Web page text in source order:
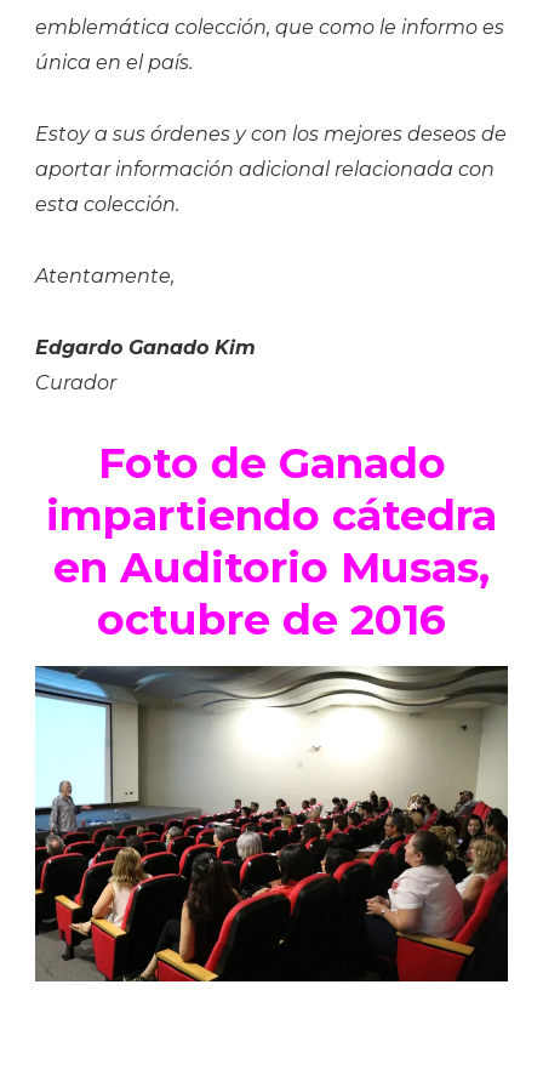
emblemática colección, que como le informo es
única en el país.
Estoy a sus órdenes y con los mejores deseos de
aportar información adicional relacionada con
esta colección.
Atentamente,
Edgardo Ganado Kim
Curador
Foto de Ganado
impartiendo cátedra
en Auditorio Musas,
octubre de 2016